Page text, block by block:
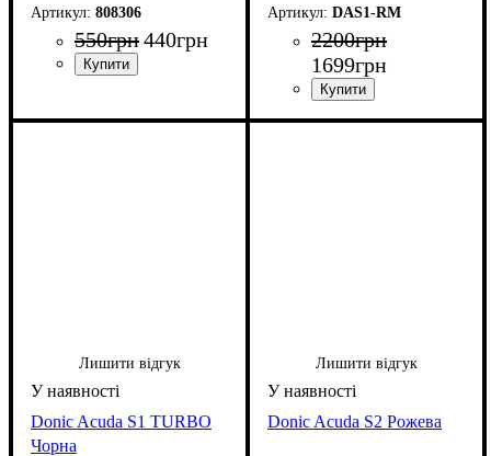
808306
550грн440грн
DAS1-RM
2200грн
1699грн
Лишити відгук
Donic Acuda S1 TURBO
Чорна
Лишити відгук
Donic Acuda S2 Рожева